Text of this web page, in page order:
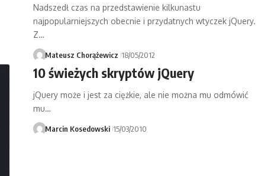
Nadszedł czas na przedstawienie kilkunastu
najpopularniejszych obecnie i przydatnych wtyczek jQuery.
Z…
Mateusz Chorążewicz 18/05/2012
10 świeżych skryptów jQuery
jQuery może i jest za ciężkie, ale nie można mu odmówić
mu…
Marcin Kosedowski 15/03/2010